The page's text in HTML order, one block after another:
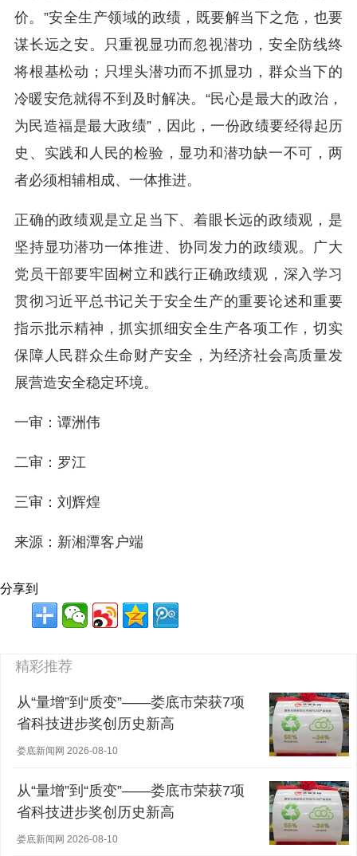
价。”安全生产领域的政绩，既要解当下之危，也要
谋长远之安。只重视显功而忽视潜功，安全防线终
将根基松动；只埋头潜功而不抓显功，群众当下的
冷暖安危就得不到及时解决。“民心是最大的政治，
为民造福是最大政绩”，因此，一份政绩要经得起历
史、实践和人民的检验，显功和潜功缺一不可，两
者必须相辅相成、一体推进。
正确的政绩观是立足当下、着眼长远的政绩观，是
坚持显功潜功一体推进、协同发力的政绩观。广大
党员干部要牢固树立和践行正确政绩观，深入学习
贯彻习近平总书记关于安全生产的重要论述和重要
指示批示精神，抓实抓细安全生产各项工作，切实
保障人民群众生命财产安全，为经济社会高质量发
展营造安全稳定环境。
一审：谭洲伟
二审：罗江
三审：刘辉煌
来源：新湘潭客户端
分享到
精彩推荐
从“量增”到“质变”——娄底市荣获7项
省科技进步奖创历史新高
娄底新闻网 2026-08-10
从“量增”到“质变”——娄底市荣获7项
省科技进步奖创历史新高
娄底新闻网 2026-08-10